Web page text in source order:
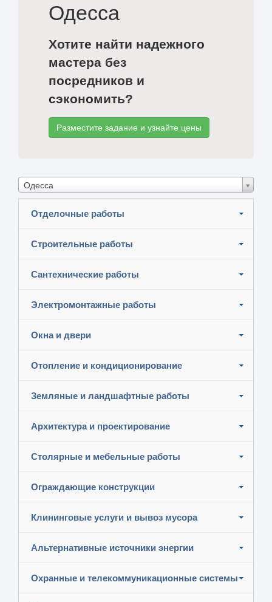
Одесса
Хотите найти надежного
мастера без
посредников и
сэкономить?
Разместите задание и узнайте цены
Одесса
Отделочные работы
Строительные работы
Сантехнические работы
Электромонтажные работы
Окна и двери
Отопление и кондиционирование
Земляные и ландшафтные работы
Архитектура и проектирование
Столярные и мебельные работы
Ограждающие конструкции
Клининговые услуги и вывоз мусора
Альтернативные источники энергии
Охранные и телекоммуникационные системы